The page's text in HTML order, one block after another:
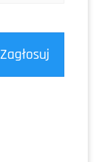
Zagłosuj